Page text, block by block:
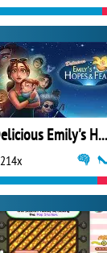
Delicious Emily's Hopes & Fears